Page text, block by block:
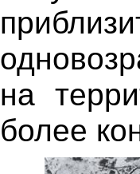
на
более